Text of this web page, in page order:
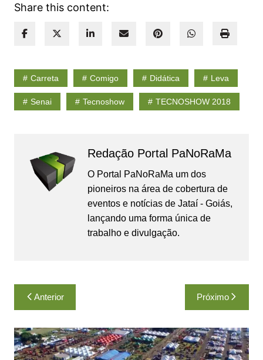
Share this content:
Carreta Comigo Didática Leva
Senai Tecnoshow TECNOSHOW 2018
Redação Portal PaNoRaMa
O Portal PaNoRaMa um dos
pioneiros na área de cobertura de
eventos e notícias de Jataí - Goiás,
lançando uma forma única de
trabalho e divulgação.
Navegação
de
Post
Anterior Próximo